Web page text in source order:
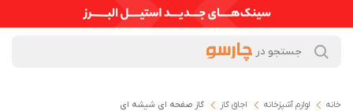
خانه لوازم آشپزخانه اجاق گاز گاز صفحه ای شیشه ای